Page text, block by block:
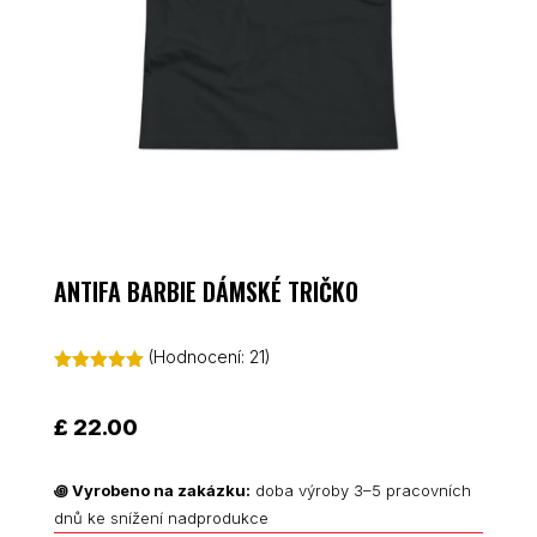
ANTIFA BARBIE DÁMSKÉ TRIČKO
základě
hodnocení
(Hodnocení: 21)
£ 22.00
꩜Vyrobeno na zakázku: doba výroby 3–5 pracovních
dnů ke snížení nadprodukce